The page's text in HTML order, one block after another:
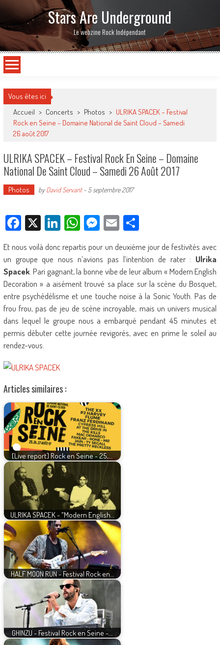
Stars Are Underground
Le webzine Rock Indépendant
Vous êtes ici
Accueil > Concerts > Photos > ULRIKA SPACEK – Festival
Rock en Seine – Domaine National de Saint Cloud – Samedi
26 août 2017
ULRIKA SPACEK – Festival Rock En Seine – Domaine
National De Saint Cloud – Samedi 26 Août 2017
Photos byDavid Servant- 5 septembre 2017
Facebook
X LinkedIn
WhatsApp
Messenger
EmailPartager
Et nous voilà donc repartis pour un deuxième jour de festivités avec
un groupe que nous n’avions pas l’intention de rater : Ulrika
Spacek. Pari gagnant, la bonne vibe de leur album « Modern English
Decoration » a aisément trouvé sa place sur la scène du Bosquet,
entre psychédélisme et une touche noise à la Sonic Youth. Pas de
frou frou, pas de jeu de scène incroyable, mais un univers musical
dans lequel le groupe nous a embarqué pendant 45 minutes et
permis débuter cette journée revigorés, avec en prime le soleil au
rendez-vous.
Articles similaires :
[Live report] Rock en Seine - 25,…
ULRIKA SPACEK - "Modern English…
HALF MOON RUN - Festival Rock en…
GHINZU - Festival Rock en Seine -…